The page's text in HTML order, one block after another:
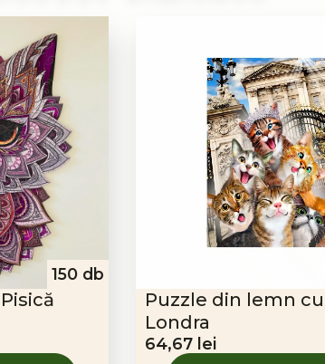
150 db
Puzzle din lemn
Londra
64,67 lei